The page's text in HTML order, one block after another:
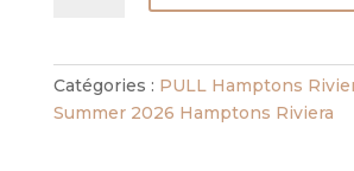
CHIC
Catégories : PULL Hamptons
Summer 2026 Hamptons Riviera